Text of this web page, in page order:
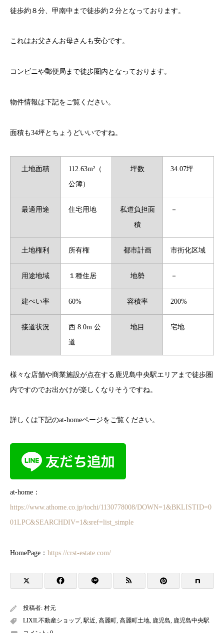
徒歩約８分、甲南中まで徒歩約２分となっております。
これはお父さんお母さんも安心です。
コンビニや郵便局まで徒歩圏内となっております。
物件情報は下記をご覧ください。
面積も34坪とちょうどいいですね。
土地面積
112.63m²（
公簿）
坪数 34.07坪
最適用途 住宅用地
私道負担面
積
－
土地権利 所有権 都市計画 市街化区域
用途地域 １種住居 地勢 －
建ぺい率 60% 容積率 200%
接道状況
西 8.0m 公
道
地目 宅地
様々な店舗や商業施設が点在する鹿児島中央駅エリアまで徒歩圏
内ですのでお出かけが楽しくなりそうですね。
詳しくは下記のat-homeページをご覧ください。
at-home：
https://www.athome.co.jp/tochi/1130778008/DOWN=1&BKLISTID=0
01LPC&SEARCHDIV=1&sref=list_simple
HomePage： https://crst-estate.com/
投稿者: 村元
LIXIL不動産ショップ,駅近, 高麗町, 高麗町土地, 鹿児島, 鹿児島中央駅